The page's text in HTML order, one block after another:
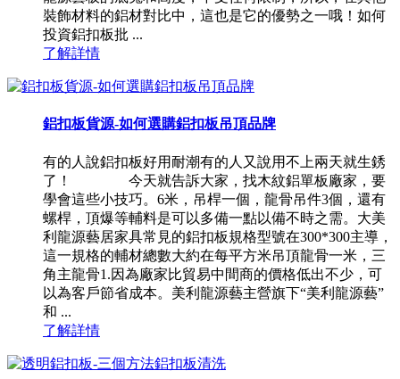
裝飾材料的鋁材對比中，這也是它的優勢之一哦！如何
投資鋁扣板批 ...
了解詳情
鋁扣板貨源-如何選購鋁扣板吊頂品牌
有的人說鋁扣板好用耐潮有的人又說用不上兩天就生銹
了！ 今天就告訴大家，找木紋鋁單板廠家，要
學會這些小技巧。6米，吊桿一個，龍骨吊件3個，還有
螺桿，頂爆等輔料是可以多備一點以備不時之需。大美
利龍源藝居家具常見的鋁扣板規格型號在300*300主導，
這一規格的輔材總數大約在每平方米吊頂龍骨一米，三
角主龍骨1.因為廠家比貿易中間商的價格低出不少，可
以為客戶節省成本。美利龍源藝主營旗下“美利龍源藝”
和 ...
了解詳情